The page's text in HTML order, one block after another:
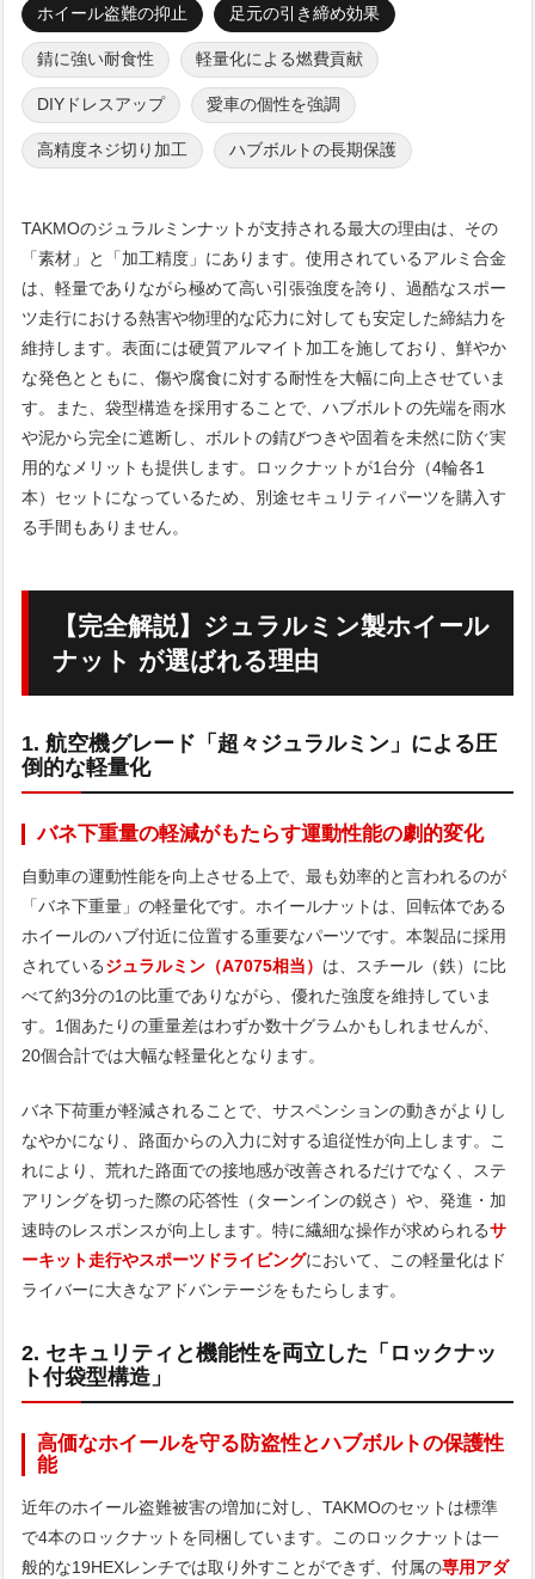
ホイール盗難の抑止 足元の引き締め効果
錆に強い耐食性 軽量化による燃費貢献
DIYドレスアップ 愛車の個性を強調
高精度ネジ切り加工 ハブボルトの長期保護
TAKMOのジュラルミンナットが支持される最大の理由は、その
「素材」と「加工精度」にあります。使用されているアルミ合金
は、軽量でありながら極めて高い引張強度を誇り、過酷なスポー
ツ走行における熱害や物理的な応力に対しても安定した締結力を
維持します。表面には硬質アルマイト加工を施しており、鮮やか
な発色とともに、傷や腐食に対する耐性を大幅に向上させていま
す。また、袋型構造を採用することで、ハブボルトの先端を雨水
や泥から完全に遮断し、ボルトの錆びつきや固着を未然に防ぐ実
用的なメリットも提供します。ロックナットが1台分（4輪各1
本）セットになっているため、別途セキュリティパーツを購入す
る手間もありません。
【完全解説】ジュラルミン製ホイール
ナット が選ばれる理由
1. 航空機グレード「超々ジュラルミン」による圧
倒的な軽量化
バネ下重量の軽減がもたらす運動性能の劇的変化
自動車の運動性能を向上させる上で、最も効率的と言われるのが
「バネ下重量」の軽量化です。ホイールナットは、回転体である
ホイールのハブ付近に位置する重要なパーツです。本製品に採用
されているジュラルミン（A7075相当） は、スチール（鉄）に比
べて約3分の1の比重でありながら、優れた強度を維持していま
す。1個あたりの重量差はわずか数十グラムかもしれませんが、
20個合計では大幅な軽量化となります。
バネ下荷重が軽減されることで、サスペンションの動きがよりし
なやかになり、路面からの入力に対する追従性が向上します。こ
れにより、荒れた路面での接地感が改善されるだけでなく、ステ
アリングを切った際の応答性（ターンインの鋭さ）や、発進・加
速時のレスポンスが向上します。特に繊細な操作が求められるサ
ーキット走行やスポーツドライビングにおいて、この軽量化はド
ライバーに大きなアドバンテージをもたらします。
2. セキュリティと機能性を両立した「ロックナッ
ト付袋型構造」
高価なホイールを守る防盗性とハブボルトの保護性
能
近年のホイール盗難被害の増加に対し、TAKMOのセットは標準
で4本のロックナットを同梱しています。このロックナットは一
般的な19HEXレンチでは取り外すことができず、付属の専用アダ